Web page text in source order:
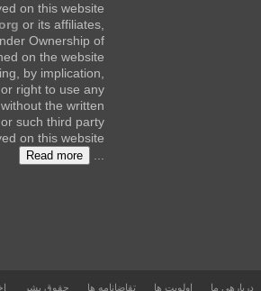
on this website
or its affiliates,
Ownership of
on the website
by implication,
right to use any
the written
or such third party
on this website.
Read more
حقوق بشر تقاضانامه ها اولویت ها دربارهی ما